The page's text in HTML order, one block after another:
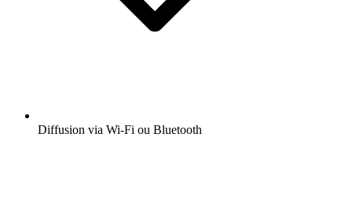
Diffusion via Wi-Fi ou Bluetooth